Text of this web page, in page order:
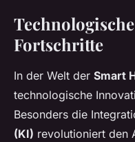
Fortschritte
In der Welt der Smart
technologische
Besonders die
(KI) revolutioniert den